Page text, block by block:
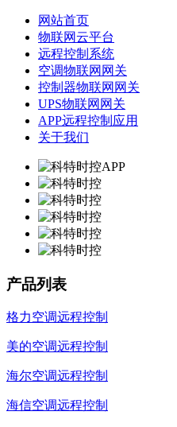
网站首页
物联网云平台
远程控制系统
空调物联网网关
控制器物联网网关
UPS物联网网关
APP远程控制应用
关于我们
产品列表
格力空调远程控制
美的空调远程控制
海尔空调远程控制
海信空调远程控制